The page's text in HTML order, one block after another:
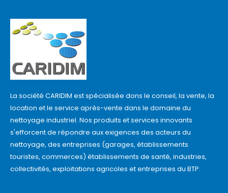
La société CARIDIM est spécialisée dons le conseil, la vente, la
location et le service après-vente dans le domaine du
nettoyage industriel. Nos produits et services innovants
s'efforcent de répondre aux exigences des acteurs du
nettoyage, des entreprises (garages, établissements
touristes, commerces) établissements de santé, industries,
collectivités, exploitations agricoles et entreprises du BTP.